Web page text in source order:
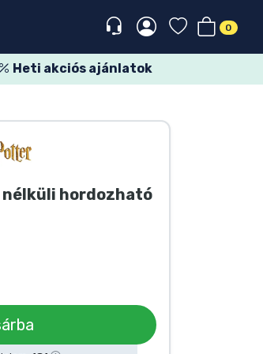
0
Heti akciós ajánlatok
hordozható